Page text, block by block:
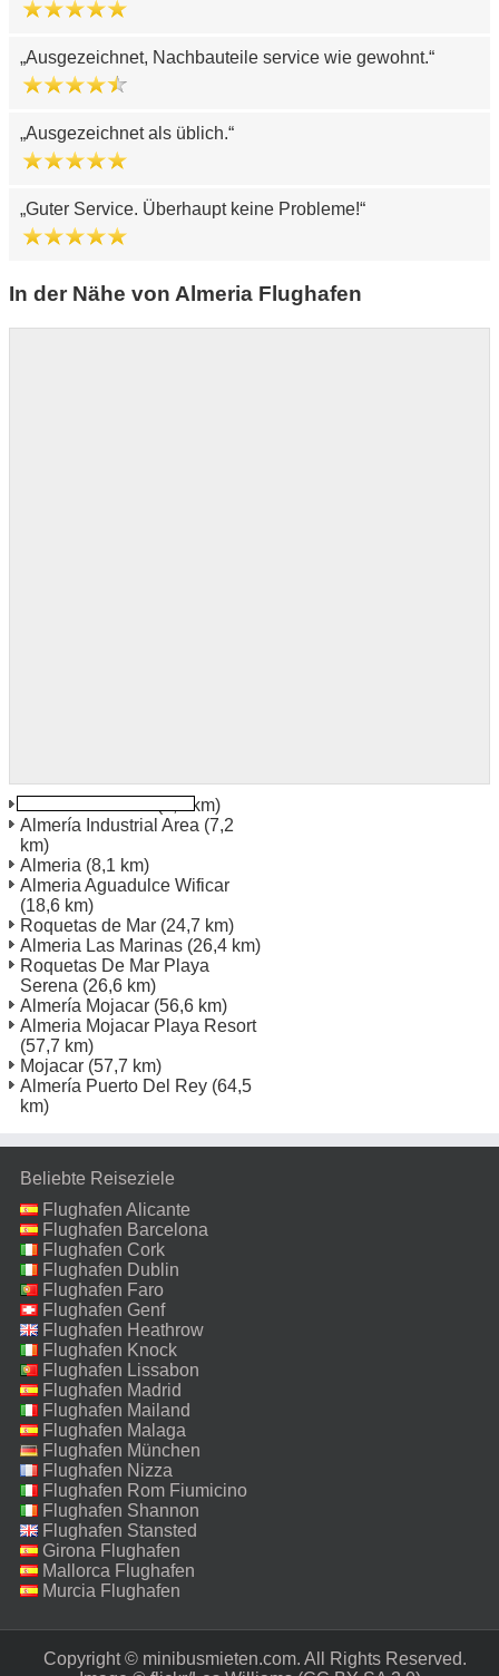
Ausgezeichnet, Nachbauteile service wie gewohnt.
Ausgezeichnet als üblich.
Guter Service. Überhaupt keine Probleme!
In der Nähe von Almeria Flughafen
(6,7 km)
Almería Industrial Area (7,2
km)
Almeria (8,1 km)
Almeria Aguadulce Wificar
(18,6 km)
Roquetas de Mar (24,7 km)
Almeria Las Marinas (26,4 km)
Roquetas De Mar Playa
Serena (26,6 km)
Almería Mojacar (56,6 km)
Almeria Mojacar Playa Resort
(57,7 km)
Mojacar (57,7 km)
Almería Puerto Del Rey (64,5
km)
Beliebte Reiseziele
Flughafen Alicante
Flughafen Barcelona
Flughafen Cork
Flughafen Dublin
Flughafen Faro
Flughafen Genf
Flughafen Heathrow
Flughafen Knock
Flughafen Lissabon
Flughafen Madrid
Flughafen Mailand
Malpensa
Flughafen Malaga
Flughafen München
Flughafen Nizza
Flughafen Rom Fiumicino
Flughafen Shannon
Flughafen Stansted
Girona Flughafen
Mallorca Flughafen
Murcia Flughafen
Copyright © minibusmieten.com. All Rights Reserved.‎